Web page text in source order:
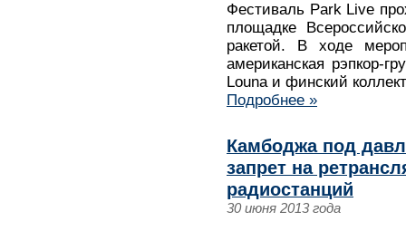
Фестиваль Park Live
площадке
ракетой. В ходе
американская рэпкор-
Louna и финский
Подробнее »
Камбоджа под
запрет на
радиостанций
30 июня 2013 года